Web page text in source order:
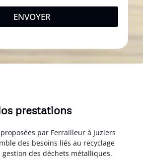
ENVOYER
prestations
par Ferrailleur à Juziers
des besoins liés au recyclage
des déchets métalliques.